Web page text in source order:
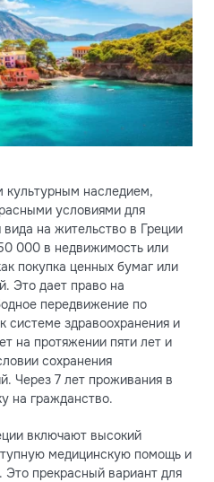
культурным наследием,
условиями для
на жительство в Греции
000 в недвижимость или
покупка ценных бумаг или
Это дает право на
передвижение по
системе здравоохранения и
на протяжении пяти лет и
сохранения
Через 7 лет проживания в
на гражданство.
включают высокий
медицинскую помощь и
Это прекрасный вариант для